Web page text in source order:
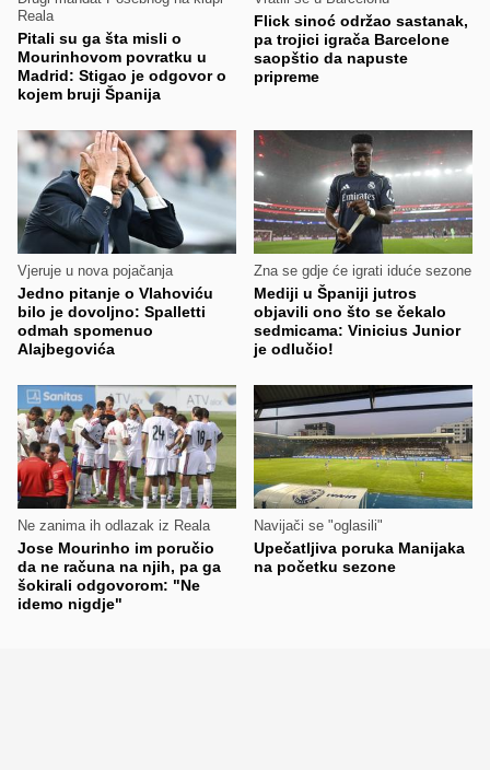
Reala
Pitali su ga šta misli o
Mourinhovom povratku u
Madrid: Stigao je odgovor o
kojem bruji Španija
Flick sinoć održao sastanak,
pa trojici igrača Barcelone
saopštio da napuste
pripreme
Vjeruje u nova pojačanja
Jedno pitanje o Vlahoviću
bilo je dovoljno: Spalletti
odmah spomenuo
Alajbegovića
Zna se gdje će igrati iduće sezone
Mediji u Španiji jutros
objavili ono što se čekalo
sedmicama: Vinicius Junior
je odlučio!
Ne zanima ih odlazak iz Reala
Jose Mourinho im poručio
da ne računa na njih, pa ga
šokirali odgovorom: "Ne
idemo nigdje"
Navijači se "oglasili"
Upečatljiva poruka Manijaka
na početku sezone